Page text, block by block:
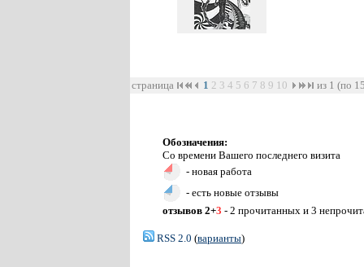
страница 1 2 3 4 5 6 7 8 9 10 из 1 (по
Обозначения:
Со времени Вашего последнего визита
- новая работа
- есть новые отзывы
отзывов 2+3 - 2 прочитанных и 3
RSS 2.0 (варианты)